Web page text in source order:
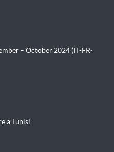
– October 2024 (IT-FR-
a Tunisi